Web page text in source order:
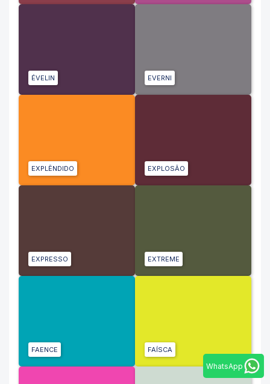
ÉVELIN EVERNI
EXPLÊNDIDO EXPLOSÃO
EXPRESSO EXTREME
FAENCE FAÍSCA
WhatsApp